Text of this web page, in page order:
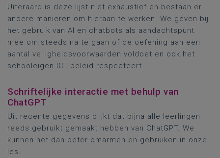
Uiteraard is deze lijst niet exhaustief en bestaan er
andere manieren om hieraan te werken. We geven bij
het gebruik van AI en chatbots als aandachtspunt
mee om steeds na te gaan of de oefening aan een
aantal veiligheidsvoorwaarden voldoet en ook het
schooleigen ICT-beleid respecteert.
Schriftelijke interactie met behulp van
ChatGPT
Uit recente gegevens blijkt dat bijna alle leerlingen
reeds gebruikt gemaakt hebben van ChatGPT. We
kunnen het dan beter omarmen en gebruiken in onze
les.